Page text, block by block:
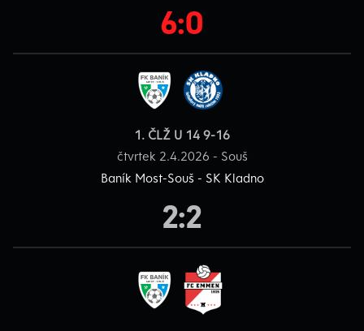
6:0
1. ČLŽ U 14 9-16
čtvrtek 2.4.2026 - Souš
Baník Most-Souš - SK Kladno
2:2